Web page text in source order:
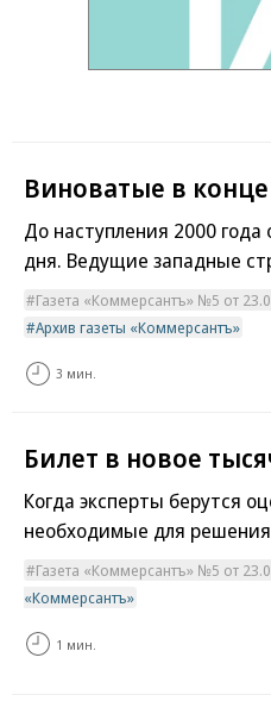
Виноватые в конце
До наступления 2000
дня. Ведущие западные
Газета «Коммерсантъ» №5 от
Архив газеты «Коммерсантъ»
3 мин.
Билет в новое
Когда эксперты берутся
необходимые для
Газета «Коммерсантъ» №5 от
«Коммерсантъ»
1 мин.